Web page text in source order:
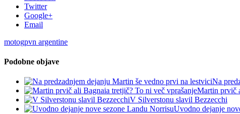
Twitter
Google+
Email
motogpvn argentine
Podobne objave
Na
Martin prvič
V Silverstonu slavil Bezzecchi
Uvodno dejanje